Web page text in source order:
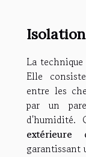
La
Elle
entre les
par un
d'humidité.
garantissant